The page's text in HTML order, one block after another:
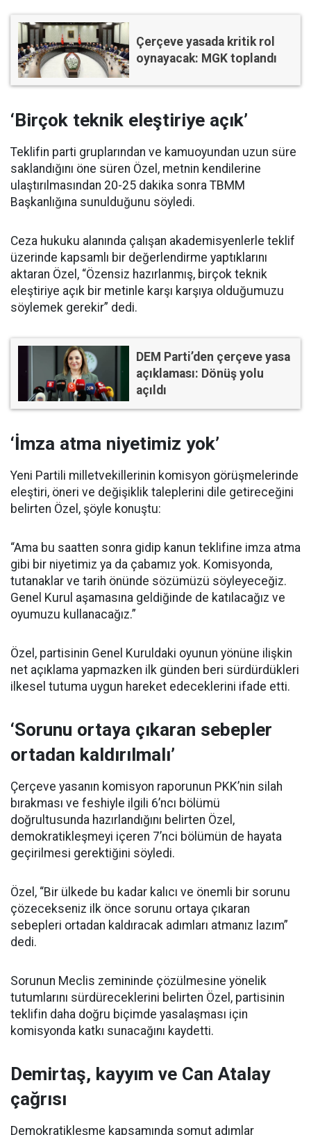
Çerçeve yasada kritik rol
oynayacak: MGK toplandı
‘Birçok teknik eleştiriye açık’
Teklifin parti gruplarından ve kamuoyundan uzun süre
saklandığını öne süren Özel, metnin kendilerine
ulaştırılmasından 20-25 dakika sonra TBMM
Başkanlığına sunulduğunu söyledi.
Ceza hukuku alanında çalışan akademisyenlerle teklif
üzerinde kapsamlı bir değerlendirme yaptıklarını
aktaran Özel, “Özensiz hazırlanmış, birçok teknik
eleştiriye açık bir metinle karşı karşıya olduğumuzu
söylemek gerekir” dedi.
DEM Parti’den çerçeve yasa
açıklaması: Dönüş yolu
açıldı
‘İmza atma niyetimiz yok’
Yeni Partili milletvekillerinin komisyon görüşmelerinde
eleştiri, öneri ve değişiklik taleplerini dile getireceğini
belirten Özel, şöyle konuştu:
“Ama bu saatten sonra gidip kanun teklifine imza atma
gibi bir niyetimiz ya da çabamız yok. Komisyonda,
tutanaklar ve tarih önünde sözümüzü söyleyeceğiz.
Genel Kurul aşamasına geldiğinde de katılacağız ve
oyumuzu kullanacağız.”
Özel, partisinin Genel Kuruldaki oyunun yönüne ilişkin
net açıklama yapmazken ilk günden beri sürdürdükleri
ilkesel tutuma uygun hareket edeceklerini ifade etti.
‘Sorunu ortaya çıkaran sebepler
ortadan kaldırılmalı’
Çerçeve yasanın komisyon raporunun PKK’nin silah
bırakması ve feshiyle ilgili 6’ncı bölümü
doğrultusunda hazırlandığını belirten Özel,
demokratikleşmeyi içeren 7’nci bölümün de hayata
geçirilmesi gerektiğini söyledi.
Özel, “Bir ülkede bu kadar kalıcı ve önemli bir sorunu
çözecekseniz ilk önce sorunu ortaya çıkaran
sebepleri ortadan kaldıracak adımları atmanız lazım”
dedi.
Sorunun Meclis zemininde çözülmesine yönelik
tutumlarını sürdüreceklerini belirten Özel, partisinin
teklifin daha doğru biçimde yasalaşması için
komisyonda katkı sunacağını kaydetti.
Demirtaş, kayyım ve Can Atalay
çağrısı
Demokratikleşme kapsamında somut adımlar